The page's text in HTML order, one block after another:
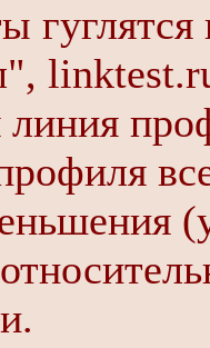
линия